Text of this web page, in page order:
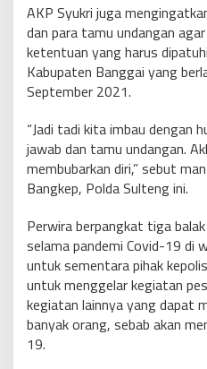
AKP Syukri juga
dan para tamu undangan
ketentuan yang harus
Kabupaten Banggai yang
September 2021.
“Jadi tadi kita imbau dengan
jawab dan tamu undangan.
membubarkan diri,” sebut
Bangkep, Polda Sulteng ini.
Perwira berpangkat tiga
selama pandemi Covid-19 di
untuk sementara pihak
untuk menggelar kegiatan
kegiatan lainnya yang dapat
banyak orang, sebab akan
19.